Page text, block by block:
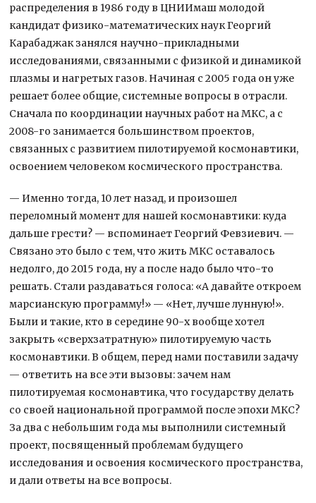
распределения в 1986 году в ЦНИИмаш молодой
кандидат физико-математических наук Георгий
Карабаджак занялся научно-прикладными
исследованиями, связанными с физикой и динамикой
плазмы и нагретых газов. Начиная с 2005 года он уже
решает более общие, системные вопросы в отрасли.
Сначала по координации научных работ на МКС, а с
2008-го занимается большинством проектов,
связанных с развитием пилотируемой космонавтики,
освоением человеком космического пространства.
— Именно тогда, 10 лет назад, и произошел
переломный момент для нашей космонавтики: куда
дальше грести? — вспоминает Георгий Февзиевич. —
Связано это было с тем, что жить МКС оставалось
недолго, до 2015 года, ну а после надо было что-то
решать. Стали раздаваться голоса: «А давайте откроем
марсианскую программу!» — «Нет, лучше лунную!».
Были и такие, кто в середине 90-х вообще хотел
закрыть «сверхзатратную» пилотируемую часть
космонавтики. В общем, перед нами поставили задачу
— ответить на все эти вызовы: зачем нам
пилотируемая космонавтика, что государству делать
со своей национальной программой после эпохи МКС?
За два с небольшим года мы выполнили системный
проект, посвященный проблемам будущего
исследования и освоения космического пространства,
и дали ответы на все вопросы.